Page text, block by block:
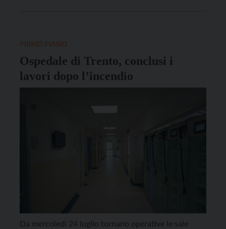
Ospedale di Trento, conclusi i
lavori dopo l’incendio
Da mercoledì 24 luglio tornano operative le sale